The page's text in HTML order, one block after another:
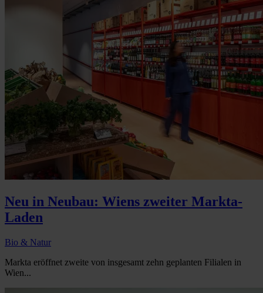
Neu in Neubau: Wiens zweiter Markta-
Laden
Bio & Natur
Markta eröffnet zweite von insgesamt zehn geplanten Filialen in
Wien...